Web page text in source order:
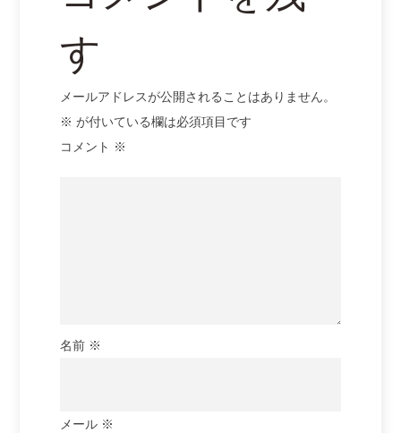
す
メールアドレスが公開されることはありません。
※ が付いている欄は必須項目です
コメント ※
名前 ※
メール ※